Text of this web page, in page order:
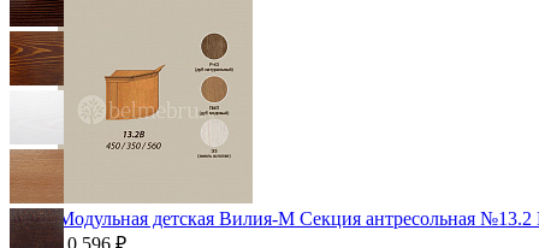
Модульная детская Вилия-М Секция антресольная №13.2